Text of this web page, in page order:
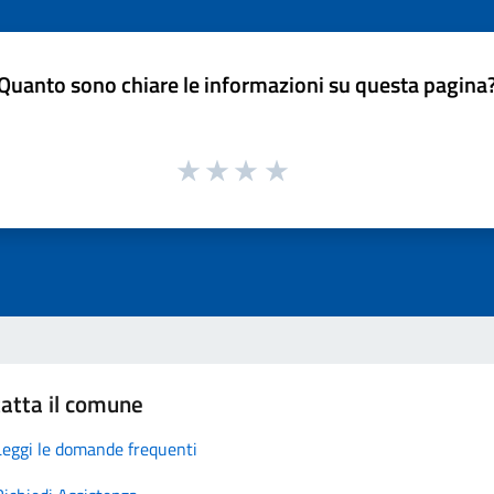
sono chiare le informazioni su questa
il comune
le domande frequenti